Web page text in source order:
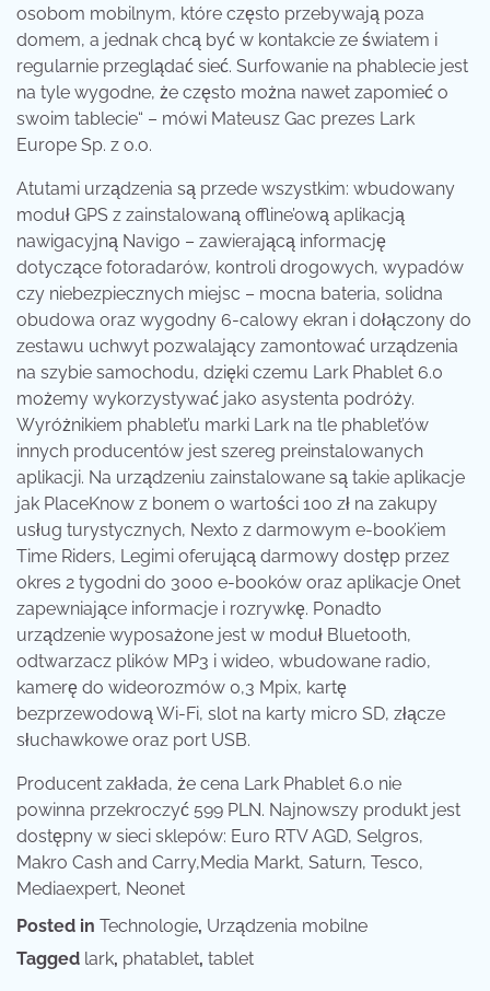
osobom mobilnym, które często przebywają poza
domem, a jednak chcą być w kontakcie ze światem i
regularnie przeglądać sieć. Surfowanie na phablecie jest
na tyle wygodne, że często można nawet zapomieć o
swoim tablecie“ – mówi Mateusz Gac prezes Lark
Europe Sp. z o.o.
Atutami urządzenia są przede wszystkim: wbudowany
moduł GPS z zainstalowaną offline’ową aplikacją
nawigacyjną Navigo – zawierającą informację
dotyczące fotoradarów, kontroli drogowych, wypadów
czy niebezpiecznych miejsc – mocna bateria, solidna
obudowa oraz wygodny 6-calowy ekran i dołączony do
zestawu uchwyt pozwalający zamontować urządzenia
na szybie samochodu, dzięki czemu Lark Phablet 6.0
możemy wykorzystywać jako asystenta podróży.
Wyróżnikiem phablet’u marki Lark na tle phablet’ów
innych producentów jest szereg preinstalowanych
aplikacji. Na urządzeniu zainstalowane są takie aplikacje
jak PlaceKnow z bonem o wartości 100 zł na zakupy
usług turystycznych, Nexto z darmowym e-book’iem
Time Riders, Legimi oferującą darmowy dostęp przez
okres 2 tygodni do 3000 e-booków oraz aplikacje Onet
zapewniające informacje i rozrywkę. Ponadto
urządzenie wyposażone jest w moduł Bluetooth,
odtwarzacz plików MP3 i wideo, wbudowane radio,
kamerę do wideorozmów 0,3 Mpix, kartę
bezprzewodową Wi-Fi, slot na karty micro SD, złącze
słuchawkowe oraz port USB.
Producent zakłada, że cena Lark Phablet 6.0 nie
powinna przekroczyć 599 PLN. Najnowszy produkt jest
dostępny w sieci sklepów: Euro RTV AGD, Selgros,
Makro Cash and Carry,Media Markt, Saturn, Tesco,
Mediaexpert, Neonet
Posted in Technologie, Urządzenia mobilne
Tagged lark, phatablet, tablet